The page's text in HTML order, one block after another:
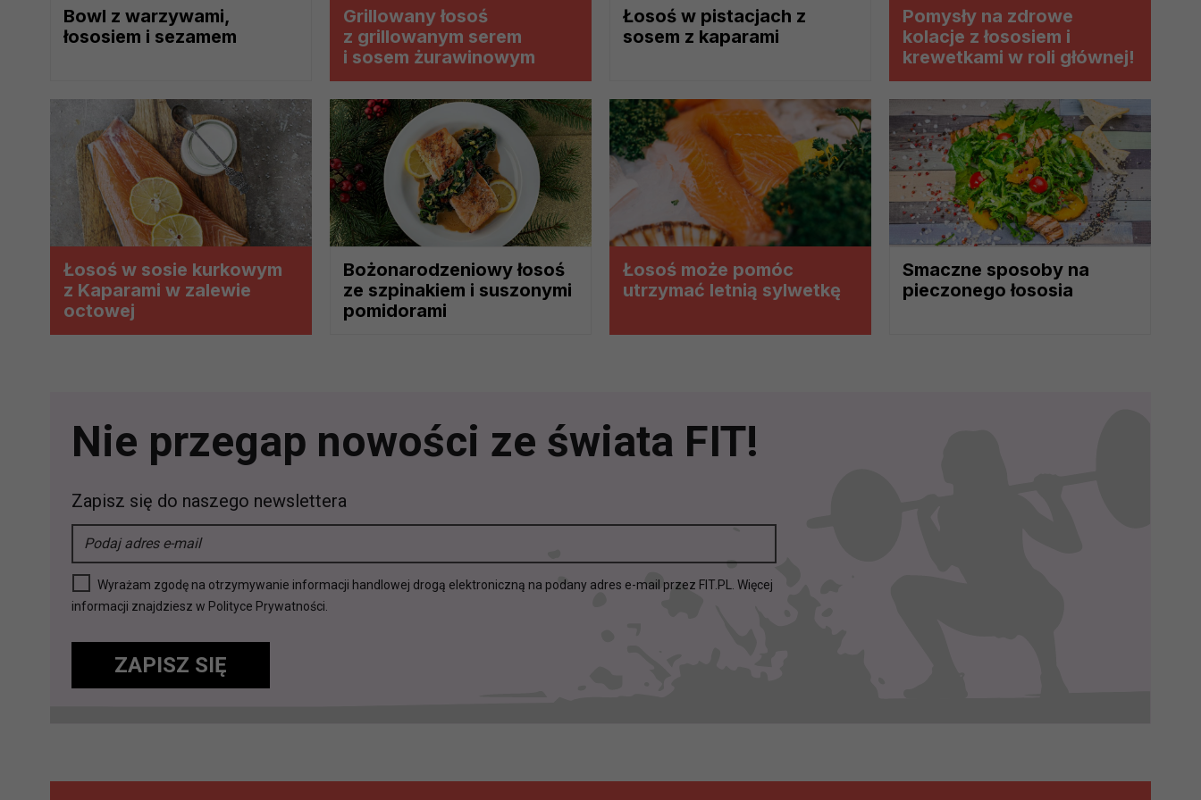
Bowl z warzywami,
łososiem i sezamem
Grillowany łosoś
z grillowanym serem
i sosem żurawinowym
Łosoś w pistacjach z
sosem z kaparami
Pomysły na zdrowe
kolacje z łososiem i
krewetkami w roli głównej!
Łosoś w sosie kurkowym
z Kaparami w zalewie
octowej
Bożonarodzeniowy łosoś
ze szpinakiem i suszonymi
pomidorami
Łosoś może pomóc
utrzymać letnią sylwetkę
Smaczne sposoby na
pieczonego łososia
Nie przegap nowości ze świata FIT!
Zapisz się do naszego newslettera
Wyrażam zgodę na otrzymywanie informacji handlowej drogą elektroniczną na podany adres e-mail przez FIT.PL. Więcej
informacji znajdziesz w Polityce Prywatności.
ZAPISZ SIĘ
szczegółowo tutaj.
Jakie są podstawy prawne przetwarzania Twoich danych?
Każde przetwarzanie Twoich danych musi być oparte na właściwej, zgodnej z obowiązującymi przepisami, podstawie prawnej.
analizowania ich i udoskonalania oraz zapewniania ich bezpieczeństwa jest niezbędność do wykonania umów o ich świadczenie
(tymi umowami są zazwyczaj regulaminy lub podobne dokumenty dostępne w usługach, z których korzystasz). Taką podstawą
prawną dla pomiarów statystycznych i marketingu własnego administratorów jest tzw. uzasadniony interes administratora.
Przetwarzanie Twoich danych w celach marketingowych podmiotów trzecich będzie odbywać się na podstawie Twojej dobrowolnej
zgody.